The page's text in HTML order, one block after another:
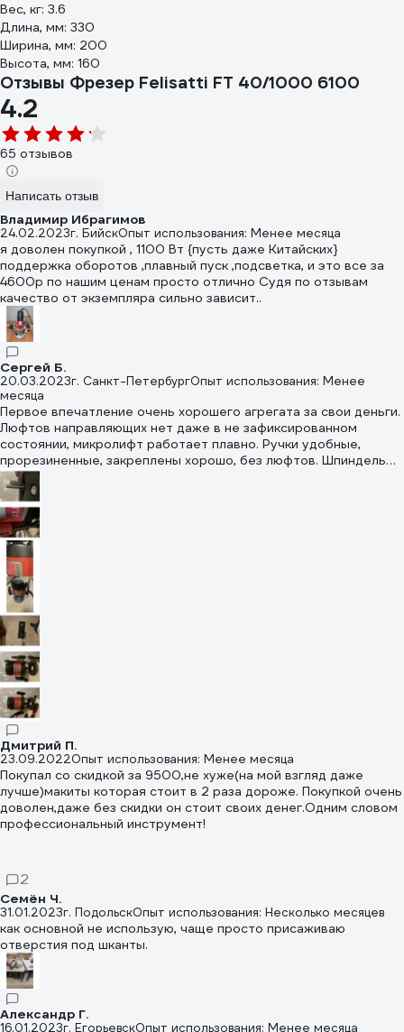
Вес, кг: 3.6
Длина, мм: 330
Ширина, мм: 200
Высота, мм: 160
Отзывы Фрезер Felisatti FT 40/1000 6100
4.2
65 отзывов
Написать отзыв
Владимир Ибрагимов
24.02.2023г. БийскОпыт использования: Менее месяца
я доволен покупкой , 1100 Вт {пусть даже Китайских}
поддержка оборотов ,плавный пуск ,подсветка, и это все за
4600р по нашим ценам просто отлично Судя по отзывам
качество от экземпляра сильно зависит..
Сергей Б.
20.03.2023г. Санкт-ПетербургОпыт использования: Менее
месяца
Первое впечатление очень хорошего агрегата за свои деньги.
Люфтов направляющих нет даже в не зафиксированном
состоянии, микролифт работает плавно. Ручки удобные,
прорезиненные, закреплены хорошо, без люфтов. Шпиндель
выставлен точно, под прямым углом относительно подошвы. В
работе пока не проверил, возможно, впоследствии дополню
отзыв.
Дмитрий П.
23.09.2022Опыт использования: Менее месяца
Покупал со скидкой за 9500,не хуже(на мой взгляд даже
лучше)макиты которая стоит в 2 раза дороже. Покупкой очень
доволен,даже без скидки он стоит своих денег.Одним словом
профессиональный инструмент!
2
Семён Ч.
31.01.2023г. ПодольскОпыт использования: Несколько месяцев
как основной не использую, чаще просто присаживаю
отверстия под шканты.
Александр Г.
16.01.2023г. ЕгорьевскОпыт использования: Менее месяца